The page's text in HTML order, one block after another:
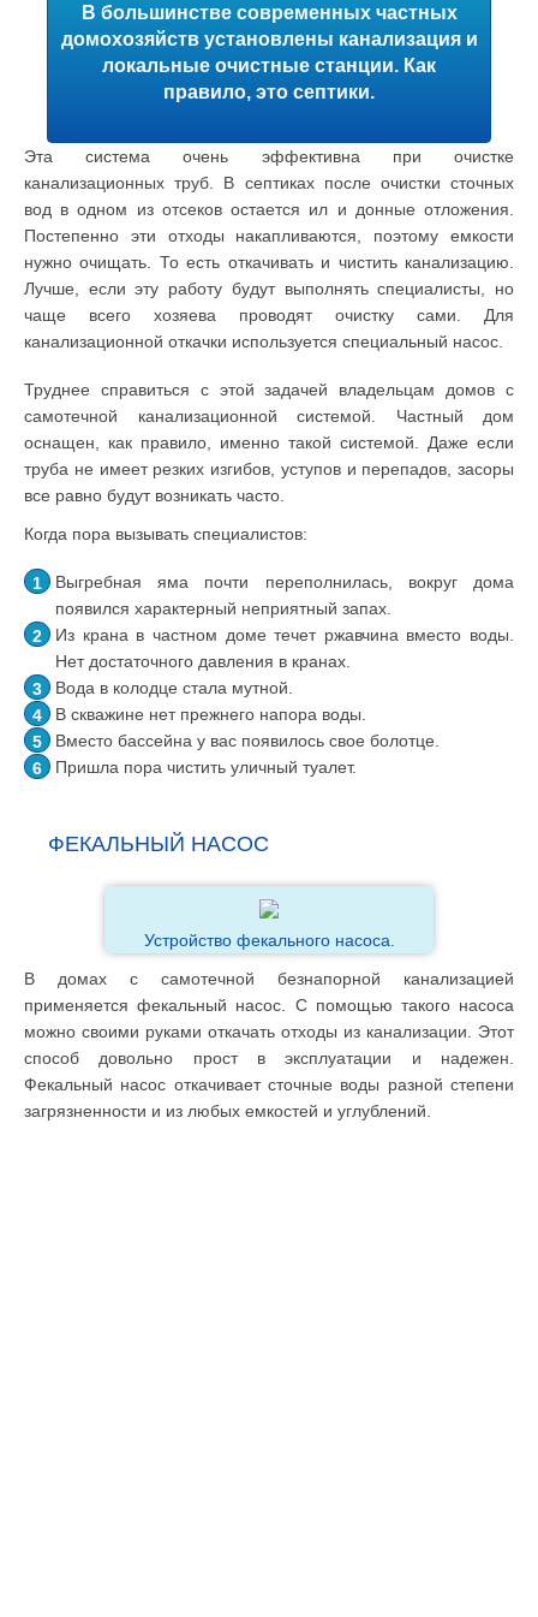
В большинстве современных частных
домохозяйств установлены канализация и
локальные очистные станции. Как
правило, это септики.
Эта система очень эффективна при очистке
канализационных труб. В септиках после очистки сточных
вод в одном из отсеков остается ил и донные отложения.
Постепенно эти отходы накапливаются, поэтому емкости
нужно очищать. То есть откачивать и чистить канализацию.
Лучше, если эту работу будут выполнять специалисты, но
чаще всего хозяева проводят очистку сами. Для
канализационной откачки используется специальный насос.
Труднее справиться с этой задачей владельцам домов с
самотечной канализационной системой. Частный дом
оснащен, как правило, именно такой системой. Даже если
труба не имеет резких изгибов, уступов и перепадов, засоры
все равно будут возникать часто.
Когда пора вызывать специалистов:
Выгребная яма почти переполнилась, вокруг дома
появился характерный неприятный запах.
Из крана в частном доме течет ржавчина вместо воды.
Нет достаточного давления в кранах.
Вода в колодце стала мутной.
В скважине нет прежнего напора воды.
Вместо бассейна у вас появилось свое болотце.
Пришла пора чистить уличный туалет.
ФЕКАЛЬНЫЙ НАСОС
Устройство фекального насоса.
В домах с самотечной безнапорной канализацией
применяется фекальный насос. С помощью такого насоса
можно своими руками откачать отходы из канализации. Этот
способ довольно прост в эксплуатации и надежен.
Фекальный насос откачивает сточные воды разной степени
загрязненности и из любых емкостей и углублений.